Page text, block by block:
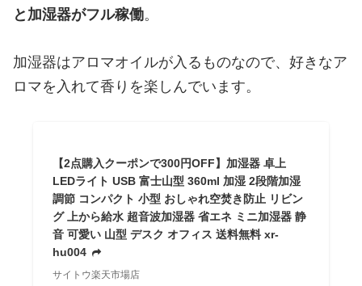
と加湿器がフル稼働。
加湿器はアロマオイルが入るものなので、好きなア
ロマを入れて香りを楽しんでいます。
【2点購入クーポンで300円OFF】加湿器 卓上
LEDライト USB 富士山型 360ml 加湿 2段階加湿
調節 コンパクト 小型 おしゃれ空焚き防止 リビン
グ 上から給水 超音波加湿器 省エネ ミニ加湿器 静
音 可愛い 山型 デスク オフィス 送料無料 xr-
hu004
サイトウ楽天市場店